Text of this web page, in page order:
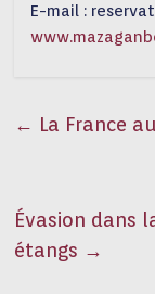
E-mail :
← La France
Évasion dans
étangs →